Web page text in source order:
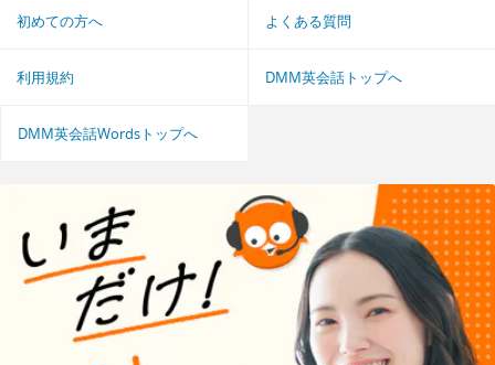
初めての方へ よくある質問
利用規約 DMM英会話トップへ
DMM英会話Wordsトップへ